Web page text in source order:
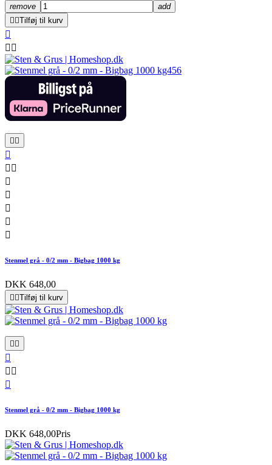
remove
add
 Tilføj til kurv

 
 

 





Stenmel grå - 0/2 mm - Bigbag 1000 kg
DKK 648,00
Tilføj til kurv


 

Stenmel grå - 0/2 mm - Bigbag 1000 kg
DKK 648,00Pris